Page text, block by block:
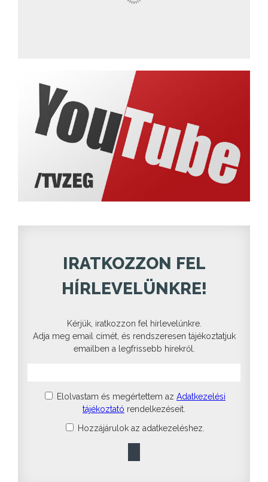
IRATKOZZON FEL
HÍRLEVELÜNKRE!
Kérjük, iratkozzon fel hírlevelünkre.
Adja meg email címét, és rendszeresen tájékoztatjuk
emailben a legfrissebb hírekről.
Elolvastam és megértettem az Adatkezelési
tájékoztató rendelkezéseit.
Hozzájárulok az adatkezeléshez.